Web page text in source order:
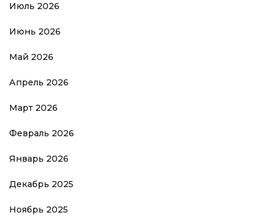
Июль 2026
Июнь 2026
Май 2026
Апрель 2026
Март 2026
Февраль 2026
Январь 2026
Декабрь 2025
Ноябрь 2025